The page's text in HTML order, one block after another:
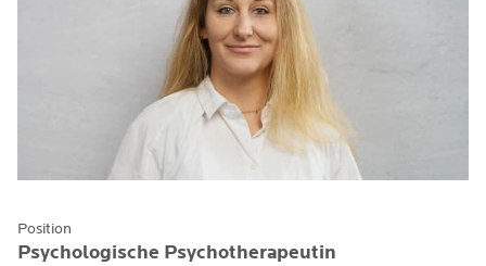
Position
Psychologische Psychotherapeutin